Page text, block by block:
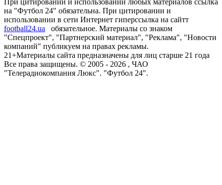
При цитировании и использовании любых материалов ссылка
на "Футбол 24" обязательна. При цитировании и
использовании в сети Интернет гиперссылка на сайтт
football24.ua
обязательное. Материалы со знаком
"Спецпроект", "Партнерский материал", "Реклама", "Новости
компаний" публикуем на правах рекламы.
21+Материалы сайта предназначены для лиц старше 21 года
Все права защищены. © 2005 - 2026 , ЧАО
"Телерадиокомпания Люкс". "Футбол 24".